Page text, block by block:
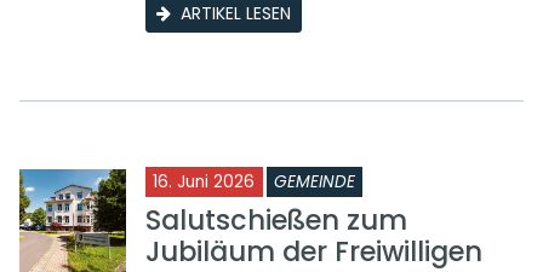
ARTIKEL LESEN
16. Juni 2026 GEMEINDE
Salutschießen zum
Jubiläum der Freiwilligen